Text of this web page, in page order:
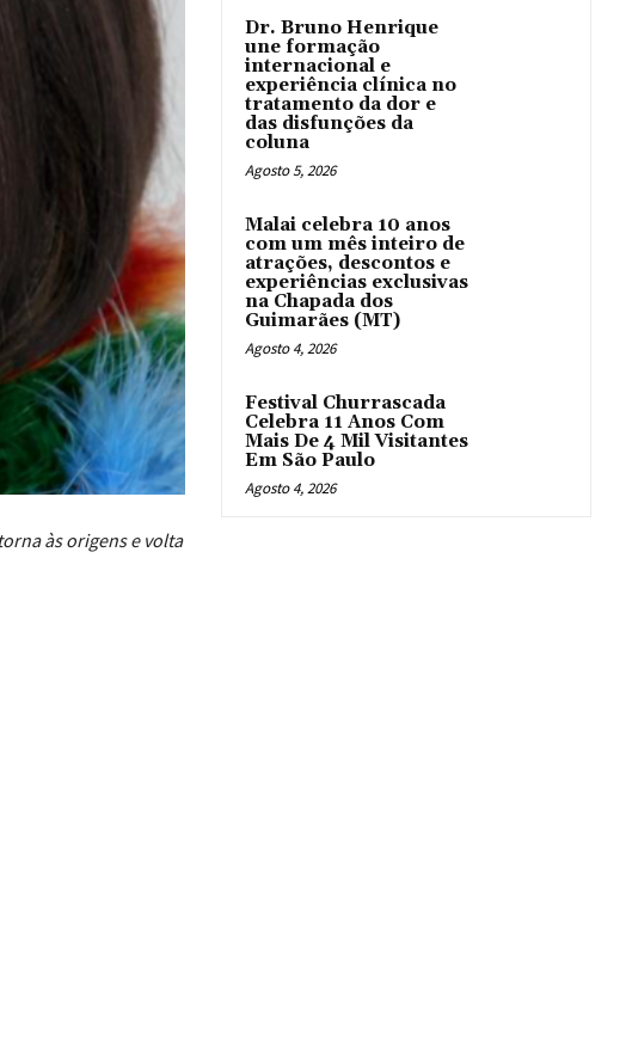
às origens e volta
Dr. Bruno Henrique
une formação
internacional e
experiência clínica no
tratamento da dor e
das disfunções da
coluna
Agosto 5, 2026
Malai celebra 10 anos
com um mês inteiro de
atrações, descontos e
experiências exclusivas
na Chapada dos
Guimarães (MT)
Agosto 4, 2026
Festival Churrascada
Celebra 11 Anos Com
Mais De 4 Mil Visitantes
Em São Paulo
Agosto 4, 2026